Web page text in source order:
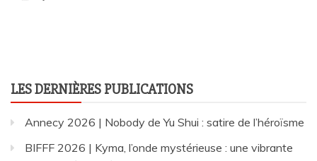
LES DERNIÈRES PUBLICATIONS
Annecy 2026 | Nobody de Yu Shui : satire de l’héroïsme
BIFFF 2026 | Kyma, l’onde mystérieuse : une vibrante